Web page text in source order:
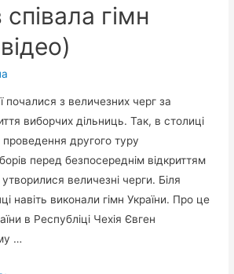
гімн
почалися з величезних черг за
виборчих дільниць. Так, в столиці
проведення другого туру
перед безпосереднім відкриттям
величезні черги. Біля
навіть виконали гімн України. Про це
в Республіці Чехія Євген
…